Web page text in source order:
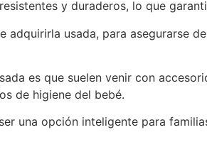
y duraderos, lo que
usada, para asegurarse
es que suelen venir con
de higiene del bebé.
una opción inteligente para